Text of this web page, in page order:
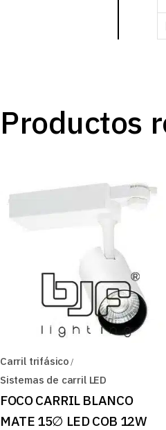
Productos
Carril trifásico
Sistemas de carril LED
FOCO CARRIL BLANCO
MATE 15∅ LED COB 12W